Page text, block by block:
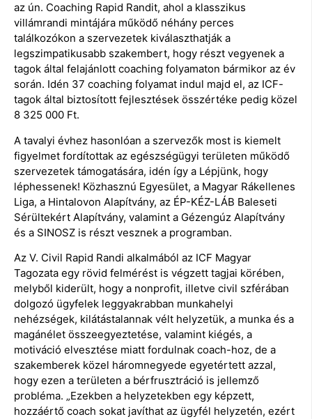
az ún. Coaching Rapid Randit, ahol a klasszikus
villámrandi mintájára működő néhány perces
találkozókon a szervezetek kiválaszthatják a
legszimpatikusabb szakembert, hogy részt vegyenek a
tagok által felajánlott coaching folyamaton bármikor az év
során. Idén 37 coaching folyamat indul majd el, az ICF-
tagok által biztosított fejlesztések összértéke pedig közel
8 325 000 Ft.
A tavalyi évhez hasonlóan a szervezők most is kiemelt
figyelmet fordítottak az egészségügyi területen működő
szervezetek támogatására, idén így a Lépjünk, hogy
léphessenek! Közhasznú Egyesület, a Magyar Rákellenes
Liga, a Hintalovon Alapítvány, az ÉP-KÉZ-LÁB Baleseti
Sérültekért Alapítvány, valamint a Gézengúz Alapítvány
és a SINOSZ is részt vesznek a programban.
Az V. Civil Rapid Randi alkalmából az ICF Magyar
Tagozata egy rövid felmérést is végzett tagjai körében,
melyből kiderült, hogy a nonprofit, illetve civil szférában
dolgozó ügyfelek leggyakrabban munkahelyi
nehézségek, kilátástalannak vélt helyzetük, a munka és a
magánélet összeegyeztetése, valamint kiégés, a
motiváció elvesztése miatt fordulnak coach-hoz, de a
szakemberek közel háromnegyede egyetértett azzal,
hogy ezen a területen a bérfrusztráció is jellemző
probléma. „Ezekben a helyzetekben egy képzett,
hozzáértő coach sokat javíthat az ügyfél helyzetén, ezért